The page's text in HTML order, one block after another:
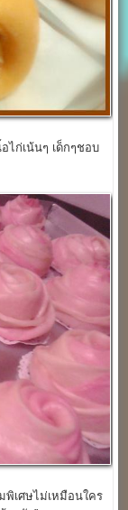
ไก่เน้นๆ เด็กๆชอบ
พิเศษไม่เหมือนใคร